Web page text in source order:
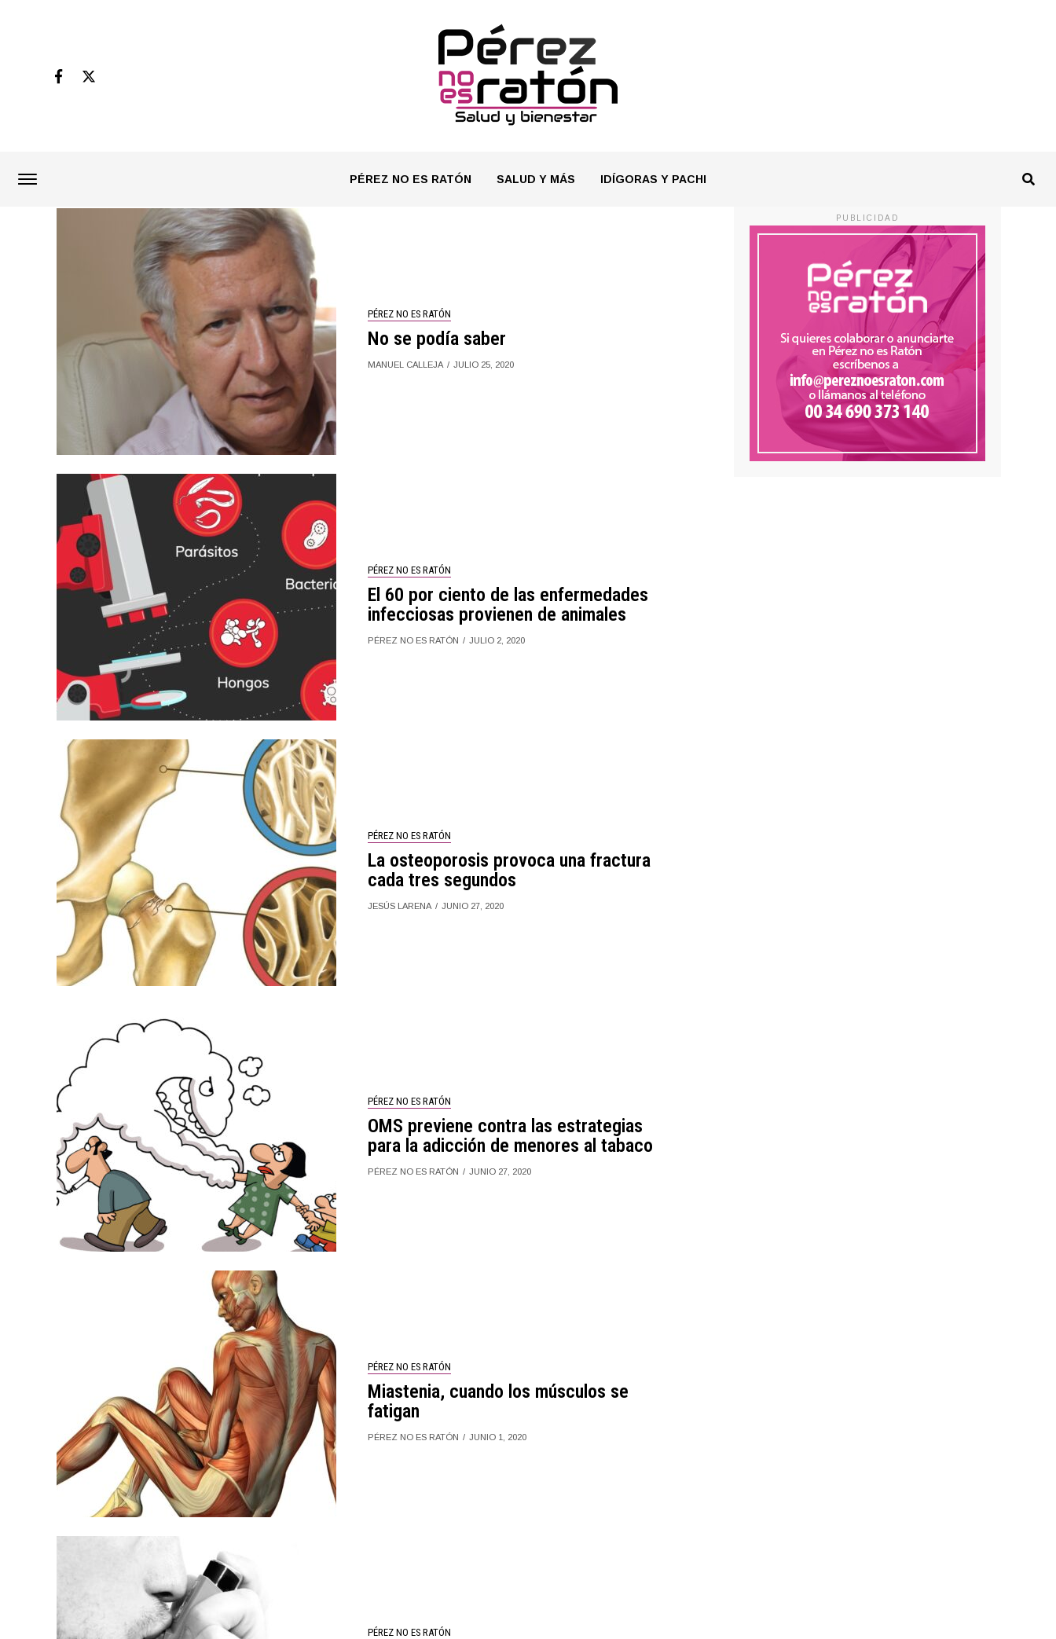
PÉREZ NO ES RATÓN SALUD Y MÁS IDÍGORAS Y PACHI
PÉREZ NO ES RATÓN
No se podía saber
MANUEL CALLEJA JULIO 25, 2020
PÉREZ NO ES RATÓN
El 60 por ciento de las enfermedades
infecciosas provienen de animales
PÉREZ NO ES RATÓN JULIO 2, 2020
PÉREZ NO ES RATÓN
La osteoporosis provoca una fractura
cada tres segundos
JESÚS LARENA JUNIO 27, 2020
PÉREZ NO ES RATÓN
OMS previene contra las estrategias
para la adicción de menores al tabaco
PÉREZ NO ES RATÓN JUNIO 27, 2020
PÉREZ NO ES RATÓN
Miastenia, cuando los músculos se
fatigan
PÉREZ NO ES RATÓN JUNIO 1, 2020
PÉREZ NO ES RATÓN
PUBLICIDAD